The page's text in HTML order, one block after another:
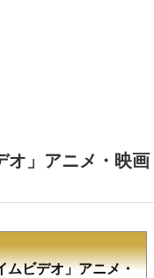
」アニメ・映
ムビデオ」アニメ・